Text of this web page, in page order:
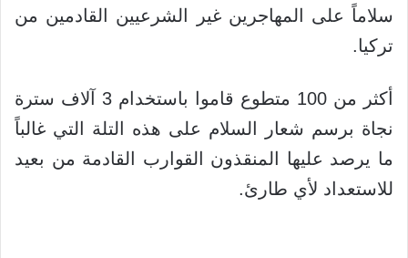
سلاماً على المهاجرين غير الشرعيين القادمين من
تركيا.
أكثر من 100 متطوع قاموا باستخدام 3 آلاف سترة
نجاة برسم شعار السلام على هذه التلة التي غالباً
ما يرصد عليها المنقذون القوارب القادمة من بعيد
للاستعداد لأي طارئ.